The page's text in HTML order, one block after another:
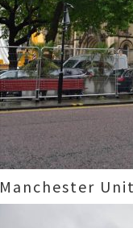
Manchester